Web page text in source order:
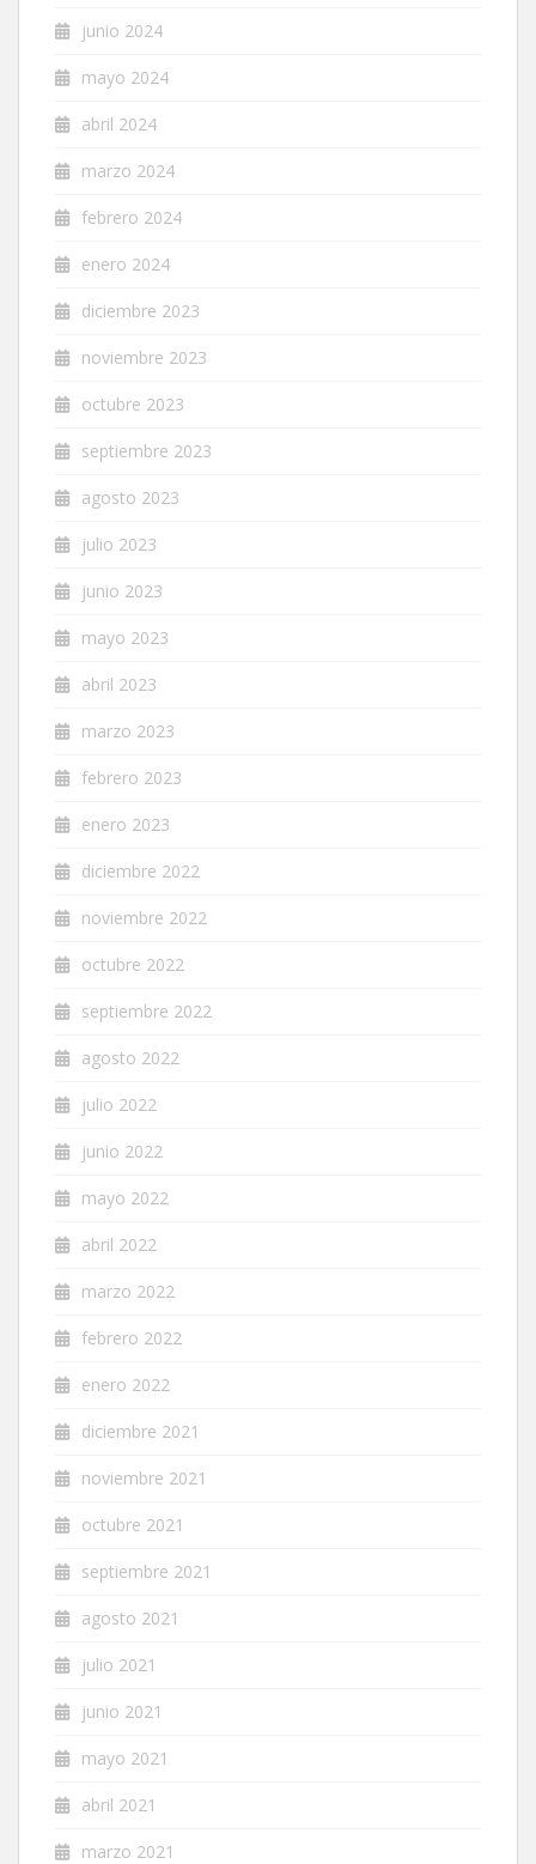
junio 2024
mayo 2024
abril 2024
marzo 2024
febrero 2024
enero 2024
diciembre 2023
noviembre 2023
octubre 2023
septiembre 2023
agosto 2023
julio 2023
junio 2023
mayo 2023
abril 2023
marzo 2023
febrero 2023
enero 2023
diciembre 2022
noviembre 2022
octubre 2022
septiembre 2022
agosto 2022
julio 2022
junio 2022
mayo 2022
abril 2022
marzo 2022
febrero 2022
enero 2022
diciembre 2021
noviembre 2021
octubre 2021
septiembre 2021
agosto 2021
julio 2021
junio 2021
mayo 2021
abril 2021
marzo 2021